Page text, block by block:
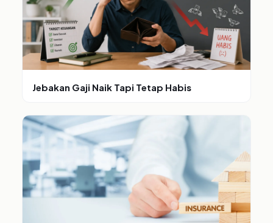
Jebakan Gaji Naik Tapi Tetap Habis